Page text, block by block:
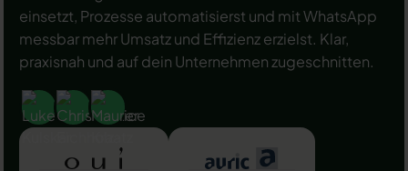
einsetzt, Prozesse automatisierst und mit WhatsApp
messbar mehr Umsatz und Effizienz erzielst. Klar,
praxisnah und auf dein Unternehmen zugeschnitten.